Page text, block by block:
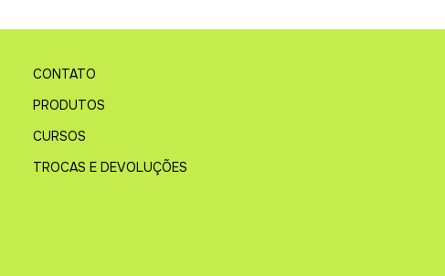
CONTATO
PRODUTOS
CURSOS
TROCAS E DEVOLUÇÕES